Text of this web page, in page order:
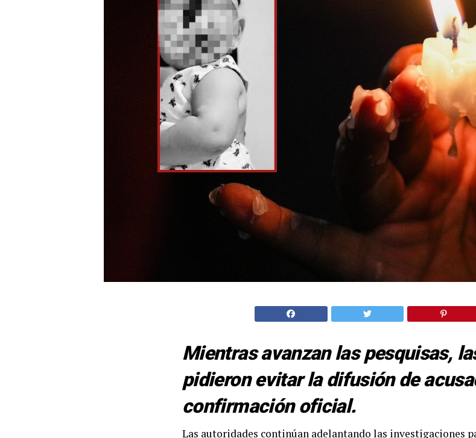
Mientras avanzan las pesquisas,
pidieron evitar la difusión de
confirmación oficial.
Las autoridades continúan adelantando las investigaciones